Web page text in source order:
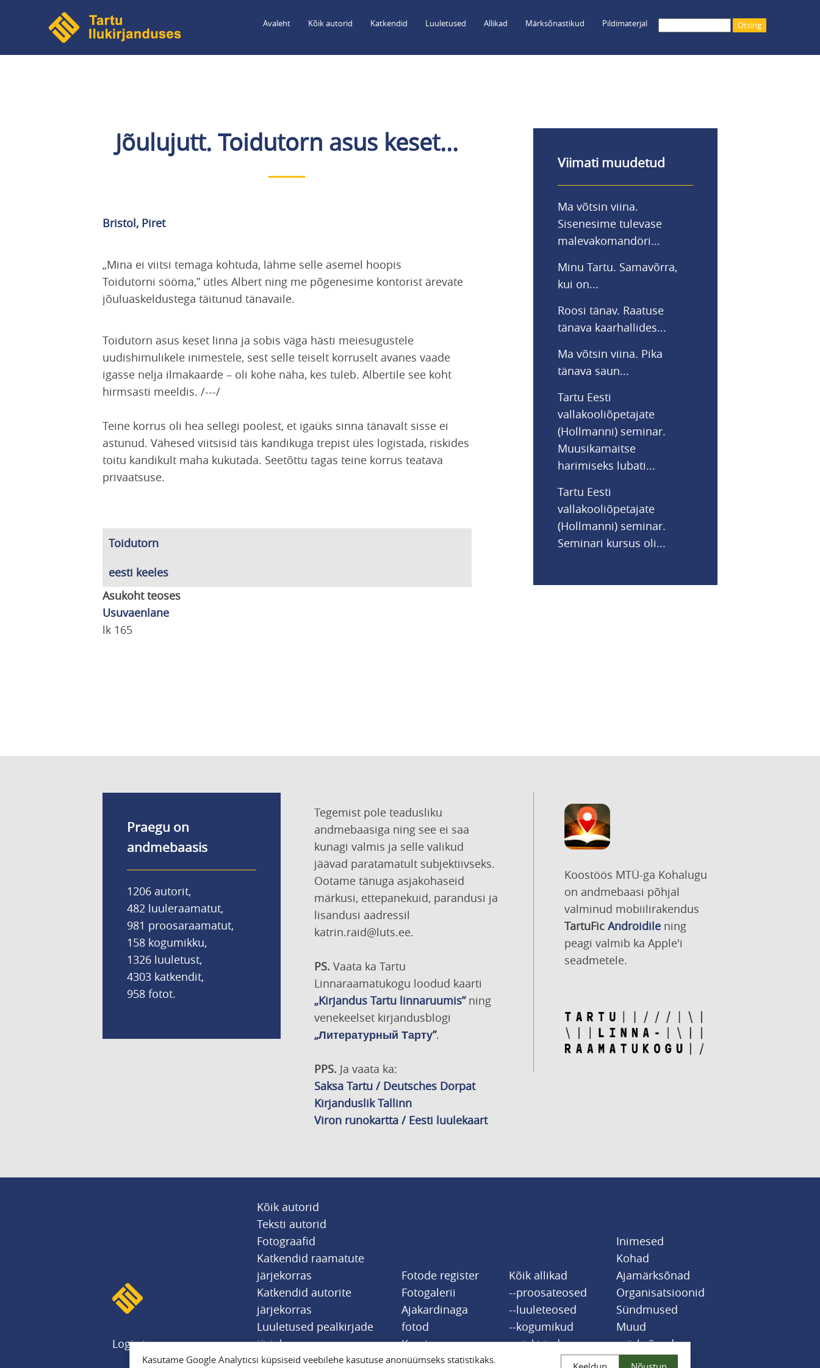
juurde
Avaleht Kõik autorid Katkendid Luuletused Allikad Märksõnastikud Pildimaterjal
Jõulujutt. Toidutorn asus keset...
Bristol, Piret
„Mina ei viitsi temaga kohtuda, lähme selle asemel hoopis
Toidutorni sööma,” ütles Albert ning me põgenesime kontorist ärevate
jõuluaskeldustega täitunud tänavaile.
Toidutorn asus keset linna ja sobis väga hästi meiesugustele
uudishimulikele inimestele, sest selle teiselt korruselt avanes vaade
igasse nelja ilmakaarde – oli kohe näha, kes tuleb. Albertile see koht
hirmsasti meeldis. /---/
Teine korrus oli hea sellegi poolest, et igaüks sinna tänavalt sisse ei
astunud. Vähesed viitsisid täis kandikuga trepist üles logistada, riskides
toitu kandikult maha kukutada. Seetõttu tagas teine korrus teatava
privaatsuse.
Toidutorn
eesti keeles
Asukoht teoses
Usuvaenlane
lk 165
Viimati muudetud
Ma võtsin viina.
Sisenesime tulevase
malevakomandöri...
Minu Tartu. Samavõrra,
kui on...
Roosi tänav. Raatuse
tänava kaarhallides...
Ma võtsin viina. Pika
tänava saun...
Tartu Eesti
vallakooliõpetajate
(Hollmanni) seminar.
Muusikamaitse
harimiseks lubati...
Tartu Eesti
vallakooliõpetajate
(Hollmanni) seminar.
Seminari kursus oli...
Praegu on
andmebaasis
1206 autorit,
482 luuleraamatut,
981 proosaraamatut,
158 kogumikku,
1326 luuletust,
4303 katkendit,
958 fotot.
Tegemist pole teadusliku
andmebaasiga ning see ei saa
kunagi valmis ja selle valikud
jäävad paratamatult subjektiivseks.
Ootame tänuga asjakohaseid
märkusi, ettepanekuid, parandusi ja
lisandusi aadressil
katrin.raid@luts.ee.
PS. Vaata ka Tartu
Linnaraamatukogu loodud kaarti
„Kirjandus Tartu linnaruumis”ning
venekeelset kirjandusblogi
„Литературный Тарту”.
PPS. Ja vaata ka:
Saksa Tartu / Deutsches Dorpat
Kirjanduslik Tallinn
Viron runokartta / Eesti luulekaart
Koostöös MTÜ-ga Kohalugu
on andmebaasi põhjal
valminud mobiilirakendus
TartuFic Androidilening
peagi valmib ka Apple'i
seadmetele.
Logi sisse
Kõik autorid
Teksti autorid
Fotograafid
Katkendid raamatute
järjekorras
Katkendid autorite
järjekorras
Luuletused pealkirjade
järjekorras
Fotode register
Fotogalerii
Ajakardinaga
fotod
Kaart
Kõik allikad
--proosateosed
--luuleteosed
--kogumikud
--ajakirjad
Inimesed
Kohad
Ajamärksõnad
Organisatsioonid
Sündmused
Muud
märksõnad
Kasutame Google Analyticsi küpsiseid veebilehe kasutuse anonüümseks statistikaks.